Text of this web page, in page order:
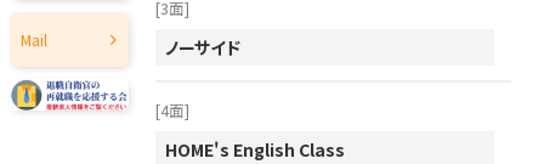
2月15日
2月1日
2018年
2016年
Mail
[3面]
ノーサイド
[4面]
HOME's English Class